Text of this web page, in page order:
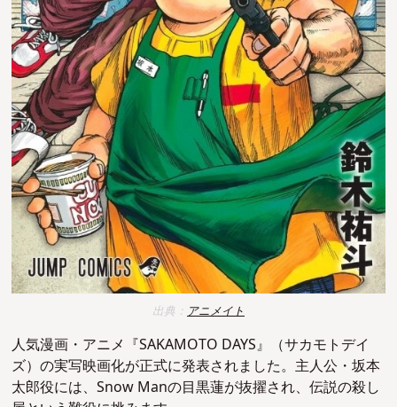
出典： アニメイト
人気漫画・アニメ『SAKAMOTO DAYS』（サカモトデイ
ズ）の実写映画化が正式に発表されました。主人公・坂本
太郎役には、Snow Manの目黒蓮が抜擢され、伝説の殺し